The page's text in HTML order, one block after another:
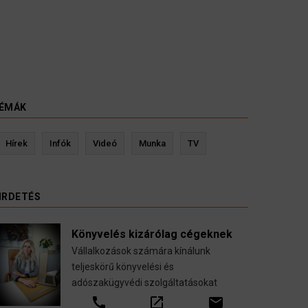
Kevin Ressler biztosítási szakértő
Hírek Infók Videó Munka TV
Könyvelés kizárólag cégeknek
Vállalkozások számára kínálunk
teljeskörű könyvelési és
adószakügyvédi szolgáltatásokat
call open_in_new email